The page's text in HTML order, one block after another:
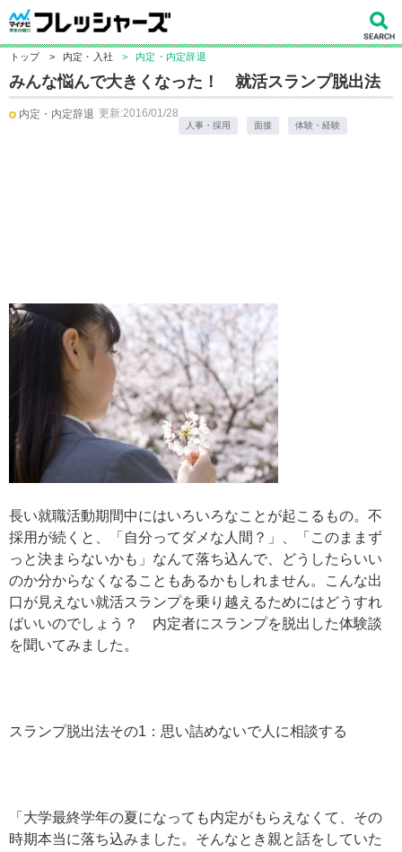
トップ > 内定・入社 > 内定・内定辞退
みんな悩んで大きくなった！ 就活スランプ脱出法
内定・内定辞退 更新:2016/01/28
人事・採用 面接 体験・経験
長い就職活動期間中にはいろいろなことが起こるもの。不
採用が続くと、「自分ってダメな人間？」、「このままず
っと決まらないかも」なんて落ち込んで、どうしたらいい
のか分からなくなることもあるかもしれません。こんな出
口が見えない就活スランプを乗り越えるためにはどうすれ
ばいいのでしょう？ 内定者にスランプを脱出した体験談
を聞いてみました。
スランプ脱出法その1：思い詰めないで人に相談する
「大学最終学年の夏になっても内定がもらえなくて、その
時期本当に落ち込みました。そんなとき親と話をしていた